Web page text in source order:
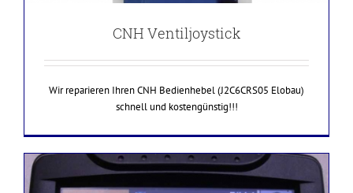
CNH Ventiljoystick
Wir reparieren Ihren CNH Bedienhebel (J2C6CRS05 Elobau)
schnell und kostengünstig!!!